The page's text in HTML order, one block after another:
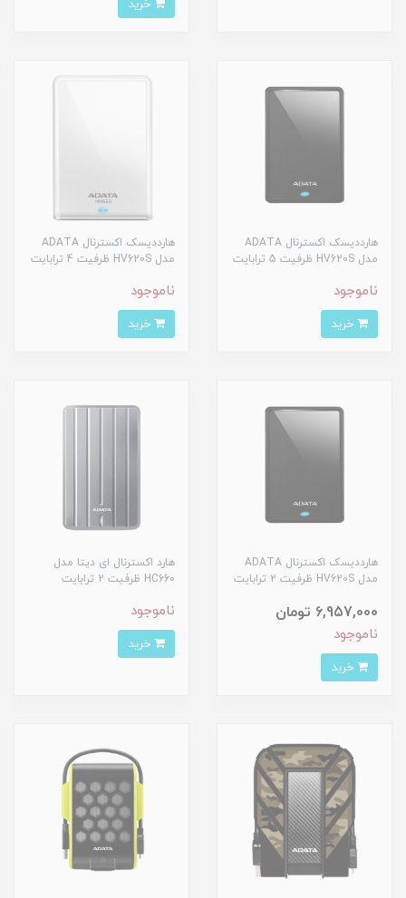
هارددیسک اکسترنال ADATA
مدل HV620S ظرفیت 5 ترابایت
ناموجود
هارددیسک اکسترنال ADATA
مدل HV620S ظرفیت 4 ترابایت
ناموجود
هارددیسک اکسترنال ADATA
مدل HV620S ظرفیت 2 ترابایت
6,957,000 تومان
ناموجود
هارد اکسترنال ای دیتا مدل
HC660 ظرفیت 2 ترابایت
ناموجود